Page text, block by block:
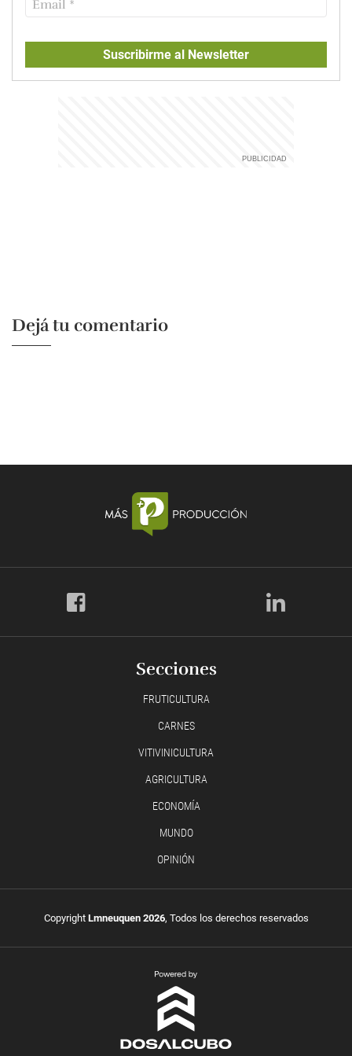
Suscribirme al Newsletter
Dejá tu comentario
Secciones
FRUTICULTURA
CARNES
VITIVINICULTURA
AGRICULTURA
ECONOMÍA
MUNDO
OPINIÓN
Copyright Lmneuquen 2026, Todos los derechos reservados